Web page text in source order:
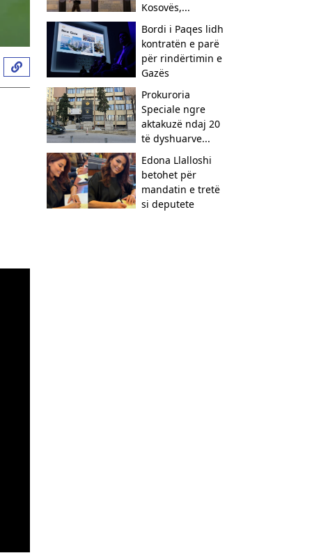
Kosovës,...
Bordi i Paqes lidh
kontratën e parë
për rindërtimin e
Gazës
Prokuroria
Speciale ngre
aktakuzë ndaj 20
të dyshuarve...
Edona Llalloshi
betohet për
mandatin e tretë
si deputete